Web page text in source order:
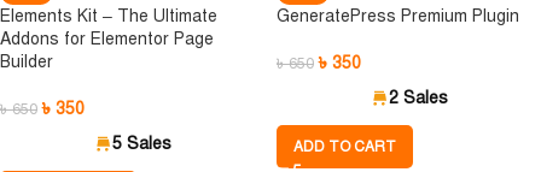
Elements Kit – The Ultimate
Addons for Elementor Page
Builder
৳650 ৳ 350
5 Sales
GeneratePress Premium Plugin
৳650 ৳ 350
2 Sales
ADD TO CART